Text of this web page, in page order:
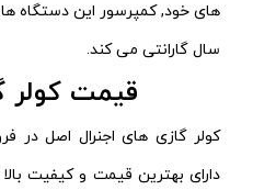
سال گارانتی می کند.
قیمت کولر
کولر گازی های اجنرال اصل در
دارای بهترین قیمت و کیفیت